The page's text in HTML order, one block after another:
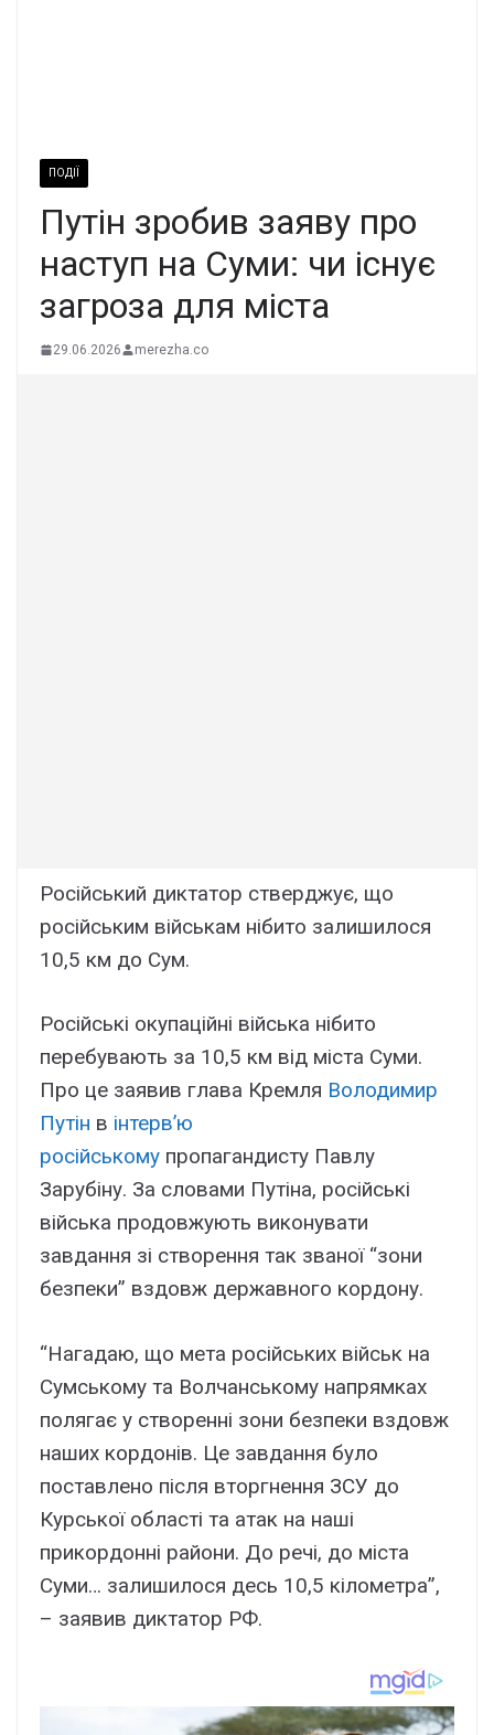
ПОДІЇ
Путін зробив заяву про
наступ на Суми: чи існує
загроза для міста
29.06.2026 merezha.co
Російський диктатор стверджує, що
російським військам нібито залишилося
10,5 км до Сум.
Російські окупаційні війська нібито
перебувають за 10,5 км від міста Суми.
Про це заявив глава Кремля Володимир
Путін в інтерв’ю
російському пропагандисту Павлу
Зарубіну. За словами Путіна, російські
війська продовжують виконувати
завдання зі створення так званої “зони
безпеки” вздовж державного кордону.
“Нагадаю, що мета російських військ на
Сумському та Волчанському напрямках
полягає у створенні зони безпеки вздовж
наших кордонів. Це завдання було
поставлено після вторгнення ЗСУ до
Курської області та атак на наші
прикордонні райони. До речі, до міста
Суми… залишилося десь 10,5 кілометра”,
– заявив диктатор РФ.